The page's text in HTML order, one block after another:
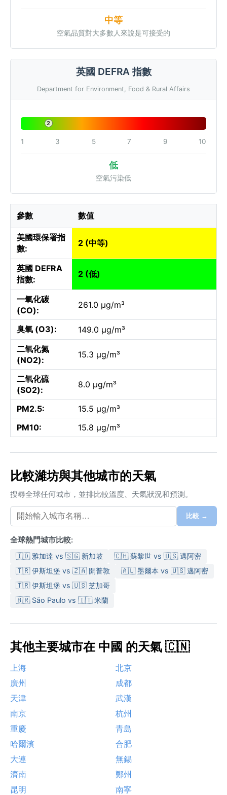
中等
空氣品質對大多數人來說是可接受的
英國 DEFRA 指數
Department for Environment, Food & Rural Affairs
2
1 3 5 7 9 10
低
空氣污染低
參數 數值
美國環保署指
數:
2 (中等)
英國 DEFRA
指數:
2 (低)
一氧化碳
(CO):
261.0 µg/m³
臭氧 (O3):
149.0 µg/m³
二氧化氮
(NO2):
15.3 µg/m³
二氧化硫
(SO2):
8.0 µg/m³
PM2.5:
15.5 µg/m³
PM10:
15.8 µg/m³
比較濰坊與其他城市的天氣
搜尋全球任何城市，並排比較溫度、天氣狀況和預測。
比較 →
全球熱門城市比較:
🇮🇩 雅加達 vs 🇸🇬 新加坡
🇨🇭 蘇黎世 vs 🇺🇸 邁阿密
🇹🇷 伊斯坦堡 vs 🇿🇦 開普敦
🇦🇺 墨爾本 vs 🇺🇸 邁阿密
🇹🇷 伊斯坦堡 vs 🇺🇸 芝加哥
🇧🇷 São Paulo vs 🇮🇹 米蘭
其他主要城市在 中國 的天氣 🇨🇳
上海
北京
廣州
成都
天津
武漢
南京
杭州
重慶
青島
哈爾濱
合肥
大連
無錫
濟南
鄭州
昆明
南寧